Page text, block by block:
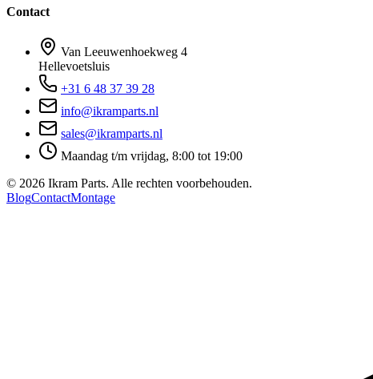
Contact
Van Leeuwenhoekweg 4
Hellevoetsluis
+31 6 48 37 39 28
info@ikramparts.nl
sales@ikramparts.nl
Maandag t/m vrijdag, 8:00 tot 19:00
© 2026 Ikram Parts. Alle rechten voorbehouden.
BlogContactMontage